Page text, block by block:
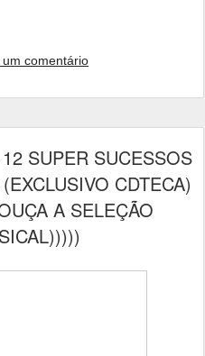
comentário
SUPER SUCESSOS
CDTECA)
A SELEÇÃO